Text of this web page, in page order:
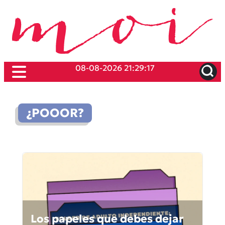
08-08-2026 21:29:17
¿POOOR?
Los papeles que debes dejar